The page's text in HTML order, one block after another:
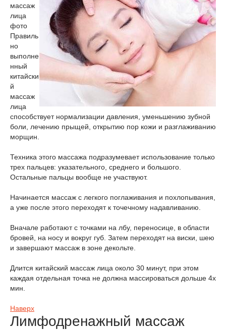
массаж
лица
фото
Правиль
но
выполне
нный
китайски
й
массаж
лица
способствует нормализации давления, уменьшению зубной
боли, лечению прыщей, открытию пор кожи и разглаживанию
морщин.
Техника этого массажа подразумевает использование только
трех пальцев: указательного, среднего и большого.
Остальные пальцы вообще не участвуют.
Начинается массаж с легкого поглаживания и похлопывания,
а уже после этого переходят к точечному надавливанию.
Вначале работают с точками на лбу, переносице, в области
бровей, на носу и вокруг губ. Затем переходят на виски, шею
и завершают массаж в зоне декольте.
Длится китайский массаж лица около 30 минут, при этом
каждая отдельная точка не должна массироваться дольше 4х
мин.
Наверх
Лимфодренажный массаж